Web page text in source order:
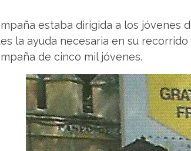
estaba dirigida a los
la ayuda necesaria en su
de cinco mil jóvenes.